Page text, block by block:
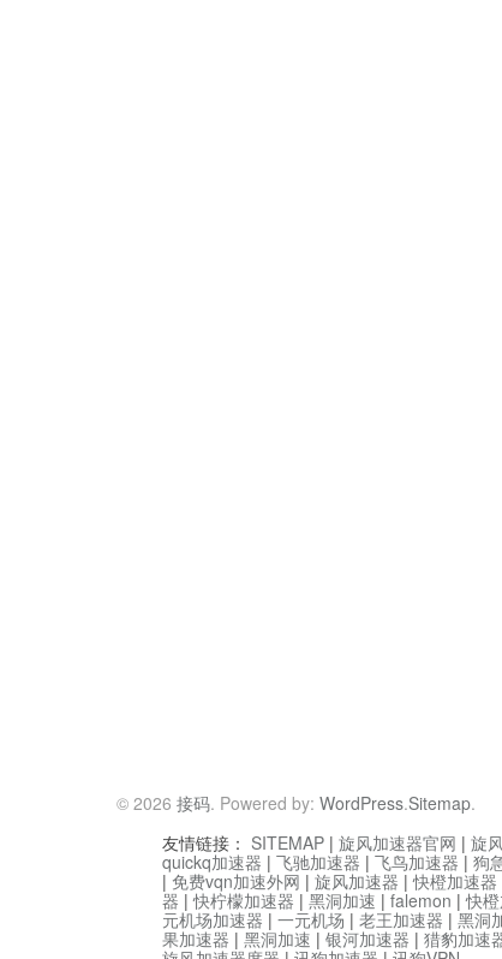
© 2026 接码. Powered by: WordPress.Sitemap.
友情链接： SITEMAP | 旋风加速器官网 | 旋
quickq加速器 | 飞驰加速器 | 飞鸟加速器 | 狗
| 免费vqn加速外网 | 旋风加速器 |快橙加速器
器 |快柠檬加速器 | 黑洞加速 | falemon |快
元机场加速器 | 一元机场 | 老王加速器 | 黑洞
果加速器 | 黑洞加速 | 银河加速器 | 猎豹加速